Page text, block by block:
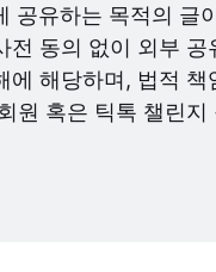
공유하는 목적의 글
동의 없이 외부 공
해당하며, 법적
원 혹은 틱톡 챌린